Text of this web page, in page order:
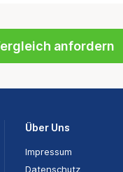
anfordern
Über Uns
Impressum
Datenschutz